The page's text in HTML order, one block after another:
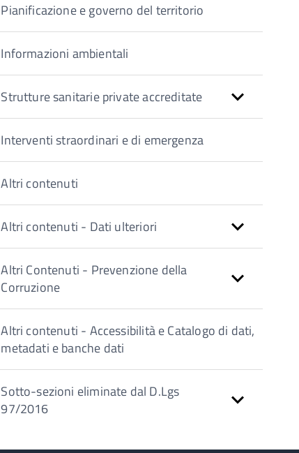
Pianificazione e governo del territorio
Informazioni ambientali
Strutture sanitarie private accreditate
Interventi straordinari e di emergenza
Altri contenuti
Altri contenuti - Dati ulteriori
Altri Contenuti - Prevenzione della
Corruzione
Altri contenuti - Accessibilità e Catalogo di dati,
metadati e banche dati
Sotto-sezioni eliminate dal D.Lgs
97/2016